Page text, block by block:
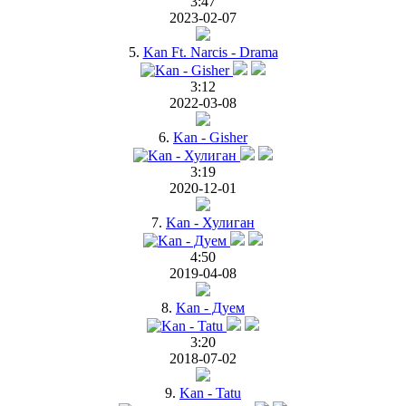
2023-02-07
5. Kan Ft. Narcis - Drama
3:12
2022-03-08
6. Kan - Gisher
3:19
2020-12-01
7. Kan - Хулиган
4:50
2019-04-08
8. Kan - Дуем
3:20
2018-07-02
9. Kan - Tatu